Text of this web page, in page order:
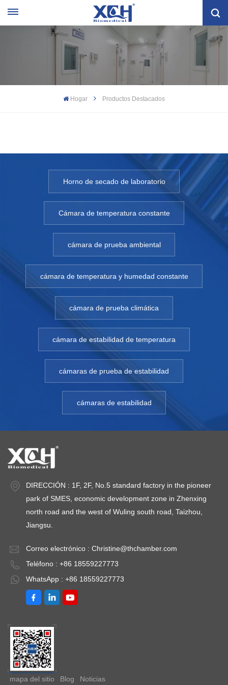
Hogar Productos Destacados
Horno de secado de laboratorio
Cámara de temperatura constante
cámara de prueba ambiental
cámara de temperatura y humedad constante
cámara de prueba climática
cámara de estabilidad de temperatura
cámaras de prueba de estabilidad
cámaras de estabilidad
DIRECCIÓN : 1F, 2F, No.5 standard factory in the pioneer
park of SMES, economic development zone in Zhenxing
north road and the west of Wuling south road, Taizhou,
Jiangsu.
Correo electrónico : Christine@thchamber.com
Teléfono : +86 18559227773
WhatsApp : +86 18559227773
mapa del sitio Blog Noticias